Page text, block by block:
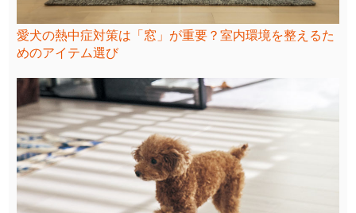
愛犬の熱中症対策は「窓」が重要？室内環境を整えるた
めのアイテム選び